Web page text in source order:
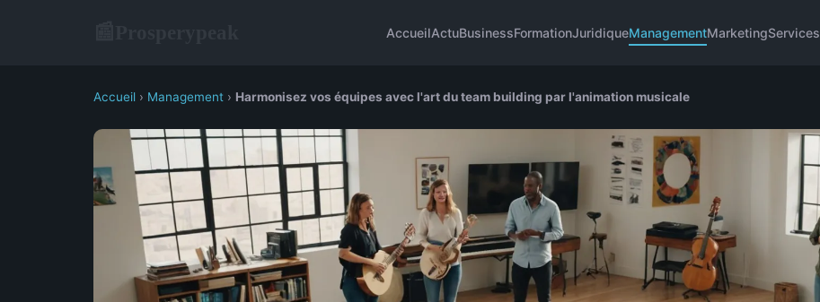
AccueilActuBusinessFormationJuridiqueManagementMarketingServices
Accueil › Management › Harmonisez vos équipes avec l'art du team building par l'animation musicale